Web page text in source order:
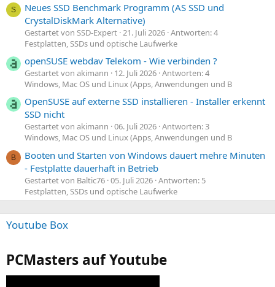
S
Neues SSD Benchmark Programm (AS SSD und
CrystalDiskMark Alternative)
Gestartet von SSD-Expert 21. Juli 2026 Antworten: 4
Festplatten, SSDs und optische Laufwerke
openSUSE webdav Telekom - Wie verbinden ?
Gestartet von akimann 12. Juli 2026 Antworten: 4
Windows, Mac OS und Linux (Apps, Anwendungen und B
OpenSUSE auf externe SSD installieren - Installer erkennt
SSD nicht
Gestartet von akimann 06. Juli 2026 Antworten: 3
Windows, Mac OS und Linux (Apps, Anwendungen und B
B
Booten und Starten von Windows dauert mehre Minuten
- Festplatte dauerhaft in Betrieb
Gestartet von Baltic76 05. Juli 2026 Antworten: 5
Festplatten, SSDs und optische Laufwerke
Youtube Box
PCMasters auf Youtube